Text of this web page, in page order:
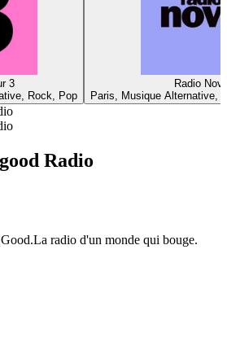
3
Rock, Pop
Radio
Paris, Musique Alternative,
Radio
radio d'un monde qui bouge.